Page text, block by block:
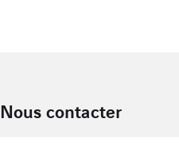
Nous contacter